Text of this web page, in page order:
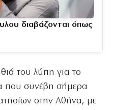
διαβάζονται όπως
του λύπη για το
που συνέβη σήμερα
στην Αθήνα, με